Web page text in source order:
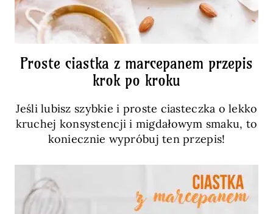
Proste ciastka z marcepanem przepis
krok po kroku
Jeśli lubisz szybkie i proste ciasteczka o lekko
kruchej konsystencji i migdałowym smaku, to
koniecznie wypróbuj ten przepis!